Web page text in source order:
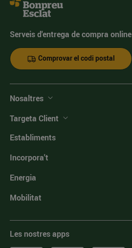
Serveis d'entrega de compra online
Comprovar el codi postal
Nosaltres
Targeta Client
Establiments
Incorpora't
Energia
Mobilitat
Les nostres apps